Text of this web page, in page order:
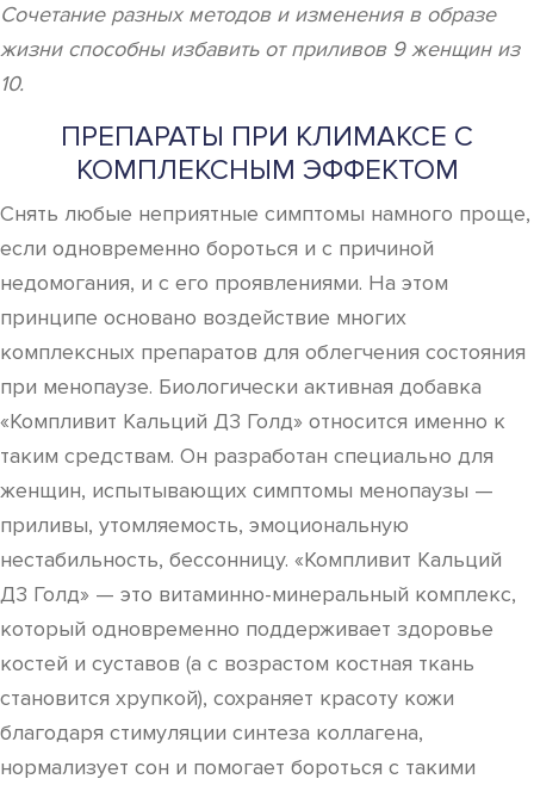
Сочетание разных методов и изменения в образе
жизни способны избавить от приливов 9 женщин из
10.
ПРЕПАРАТЫ ПРИ КЛИМАКСЕ С
КОМПЛЕКСНЫМ ЭФФЕКТОМ
Снять любые неприятные симптомы намного проще,
если одновременно бороться и с причиной
недомогания, и с его проявлениями. На этом
принципе основано воздействие многих
комплексных препаратов для облегчения состояния
при менопаузе. Биологически активная добавка
«Компливит Кальций Д3 Голд» относится именно к
таким средствам. Он разработан специально для
женщин, испытывающих симптомы менопаузы —
приливы, утомляемость, эмоциональную
нестабильность, бессонницу. «Компливит Кальций
Д3 Голд» — это витаминно-минеральный комплекс,
который одновременно поддерживает здоровье
костей и суставов (а с возрастом костная ткань
становится хрупкой), сохраняет красоту кожи
благодаря стимуляции синтеза коллагена,
нормализует сон и помогает бороться с такими